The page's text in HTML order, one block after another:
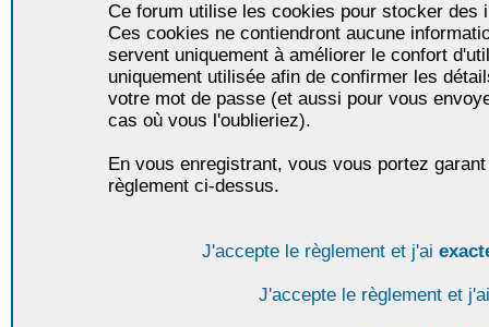
Ce forum utilise les cookies pour stocker des
Ces cookies ne contiendront aucune
servent uniquement à améliorer le confort
uniquement utilisée afin de confirmer les
votre mot de passe (et aussi pour vous
cas où vous l'oublieriez).
En vous enregistrant, vous vous portez
règlement ci-dessus.
J'accepte le règlement et j'ai
J'accepte le règlement et